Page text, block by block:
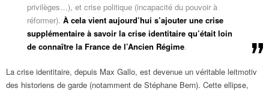
privilèges…), et crise politique (incapacité du pouvoir à
réformer). À cela vient aujourd’hui s’ajouter une crise
supplémentaire à savoir la crise identitaire qu’était loin
de connaître la France de l’Ancien Régime.
La crise identitaire, depuis Max Gallo, est devenue un véritable leitmotiv
des historiens de garde (notamment de Stéphane Bern). Cette ellipse,